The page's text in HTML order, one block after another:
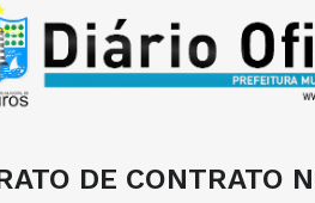
DE CONTRATO